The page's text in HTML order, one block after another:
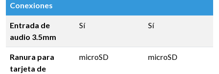
Conexiones
Entrada de
audio 3.5mm
Sí Sí
Ranura para
tarjeta de
microSD microSD